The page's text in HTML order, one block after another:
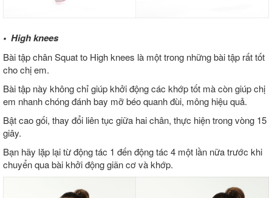
• High knees
Bài tập chân Squat to High knees là một trong những bài tập rất tốt
cho chị em.
Bài tập này không chỉ giúp khởi động các khớp tốt mà còn giúp chị
em nhanh chóng đánh bay mỡ béo quanh đùi, mông hiệu quả.
Bật cao gối, thay đổi liên tục giữa hai chân, thực hiện trong vòng 15
giây.
Bạn hãy lặp lại từ động tác 1 đến động tác 4 một lần nữa trước khi
chuyển qua bài khởi động giãn cơ và khớp.